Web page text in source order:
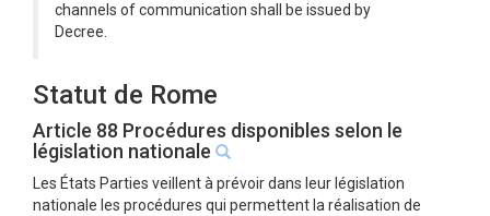
channels of communication shall be issued by
Decree.
Statut de Rome
Article 88 Procédures disponibles selon le
législation nationale
Les États Parties veillent à prévoir dans leur législation
nationale les procédures qui permettent la réalisation de